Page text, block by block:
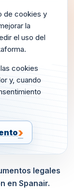
de cookies y
la
el uso del
cookies
y, cuando
legales
en Spanair.